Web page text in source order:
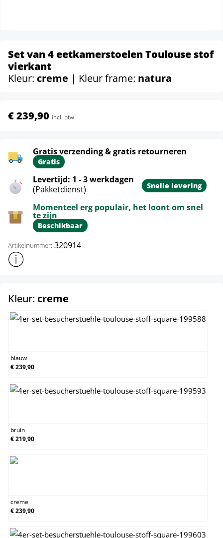
Set van 4 eetkamerstoelen Toulouse stof
vierkant
Kleur: creme | Kleur frame: natura
€ 239,90 incl. btw
Gratis verzending & gratis retourneren
Gratis
Levertijd: 1 - 3 werkdagen
(Pakketdienst)
Snelle levering
Momenteel erg populair, het loont om snel
te zijn
Beschikbaar
Artikelnummer: 320914
Toon meer productinformatie
Kleur: creme
blauw
€ 239,90
bruin
€ 219,90
creme
€ 239,90